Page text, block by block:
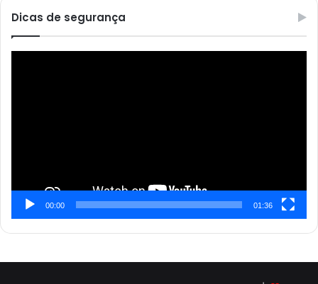
Dicas de segurança
00:00 01:36